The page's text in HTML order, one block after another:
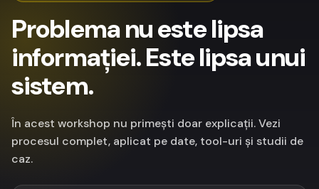
Problema nu este lipsa
informației. Este lipsa unui
sistem.
În acest workshop nu primești doar explicații. Vezi
procesul complet, aplicat pe date, tool-uri și studii de
caz.